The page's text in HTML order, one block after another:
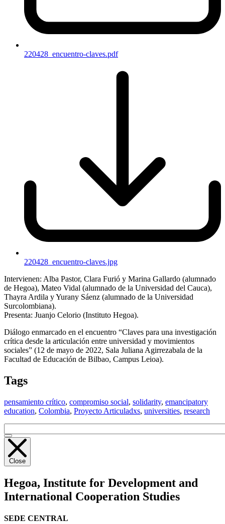
220428_encuentro-claves.pdf
220428_encuentro-claves.jpg
Intervienen: Alba Pastor, Clara Furió y Marina Gallardo (alumnado
de Hegoa), Mateo Vidal (alumnado de la Universidad del Cauca),
Thayra Ardila y Yurany Sáenz (alumnado de la Universidad
Surcolombiana).
Presenta: Juanjo Celorio (Instituto Hegoa).
Diálogo enmarcado en el encuentro “Claves para una investigación
crítica desde la articulación entre universidad y movimientos
sociales” (12 de mayo de 2022, Sala Juliana Agirrezabala de la
Facultad de Educación de Bilbao, Campus Leioa).
Tags
pensamiento crítico, compromiso social, solidarity, emancipatory
education, Colombia, Proyecto Articuladxs, universities, research
Close
Hegoa, Institute for Development and
International Cooperation Studies
SEDE CENTRAL